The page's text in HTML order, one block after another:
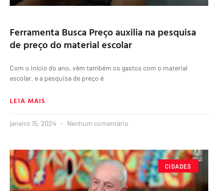
Ferramenta Busca Preço auxilia na pesquisa
de preço do material escolar
Com o início do ano, vêm também os gastos com o material
escolar, e a pesquisa de preço é
LEIA MAIS
janeiro 15, 2024 Nenhum comentário
CIDADES